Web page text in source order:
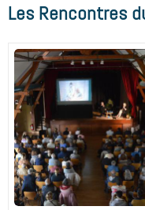
Les Rencontres